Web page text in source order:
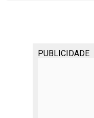
PUBLICIDADE